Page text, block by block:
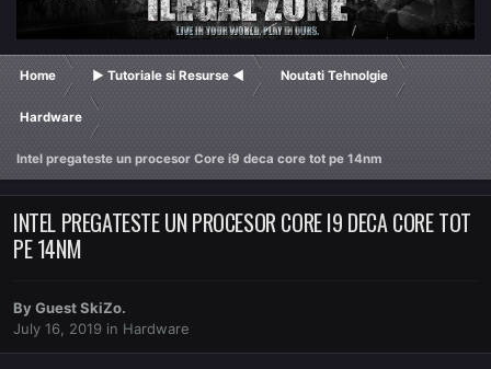
Home ► Tutoriale si Resurse ◄ Noutati Tehnolgie
Hardware
Intel pregateste un procesor Core i9 deca core tot pe 14nm
INTEL PREGATESTE UN PROCESOR CORE I9 DECA CORE TOT
PE 14NM
By Guest SkiZo.
July 16, 2019 in Hardware